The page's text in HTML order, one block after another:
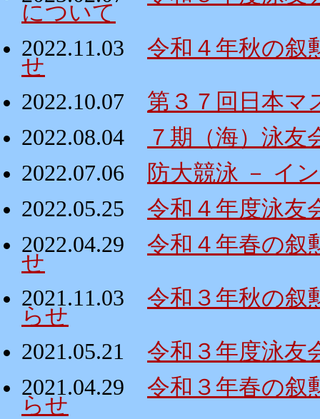
について
2022.11.03
令和４年秋の叙
せ
2022.10.07
第３７回日本マ
2022.08.04
７期（海）泳友
2022.07.06
防大競泳 － イ
2022.05.25
令和４年度泳友
2022.04.29
令和４年春の叙
せ
2021.11.03
令和３年秋の叙
らせ
2021.05.21
令和３年度泳友
2021.04.29
令和３年春の叙
らせ